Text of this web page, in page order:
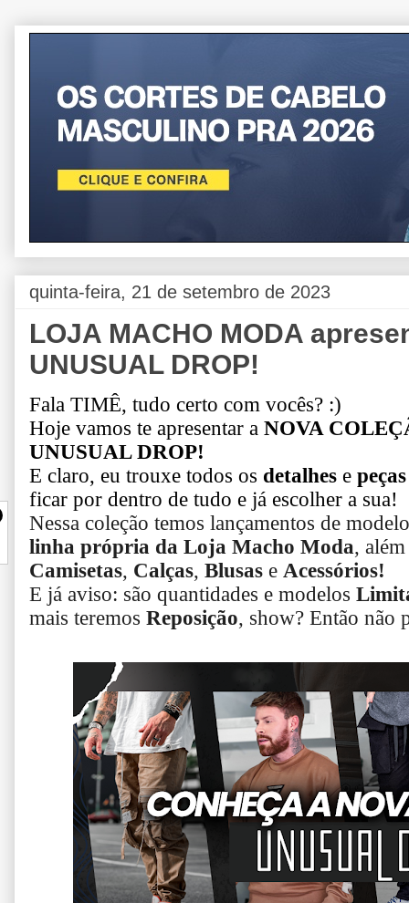
quinta-feira, 21 de setembro de 2023
LOJA MACHO MODA
UNUSUAL DROP!
Fala TIMÊ, tudo certo com vocês? :)
Hoje vamos te apresentar a NOVA
UNUSUAL DROP!
E claro, eu trouxe todos os detalhes e
ficar por dentro de tudo e já escolher a sua!
Nessa coleção temos lançamentos de
linha própria da Loja Macho Moda,
Camisetas, Calças, Blusas e Acessórios!
E já aviso: são quantidades e modelos
mais teremos Reposição, show? Então não